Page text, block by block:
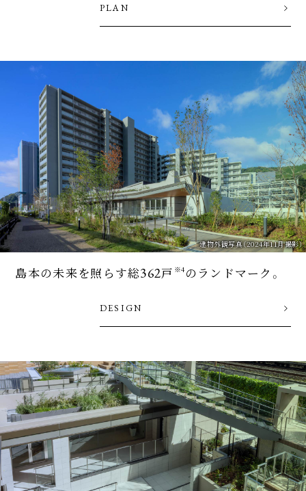
PLAN
建物外観写真（2024年11月撮影）
島本の未来を照らす総362戸 ※4 のランドマーク。
DESIGN